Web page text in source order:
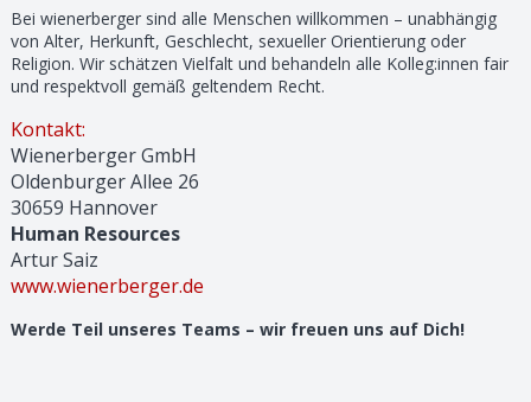
Bei wienerberger sind alle Menschen willkommen – unabhängig
von Alter, Herkunft, Geschlecht, sexueller Orientierung oder
Religion. Wir schätzen Vielfalt und behandeln alle Kolleg:innen fair
und respektvoll gemäß geltendem Recht.
Kontakt:
Wienerberger GmbH
Oldenburger Allee 26
30659 Hannover
Human Resources
Artur Saiz
www.wienerberger.de
Werde Teil unseres Teams – wir freuen uns auf Dich!